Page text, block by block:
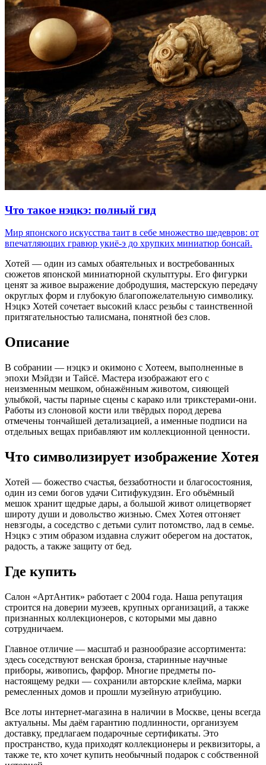
Что такое нэцкэ: полный гид
Мир японского искусства таит в себе множество шедевров: от
впечатляющих гравюр укиё-э до хрупких миниатюр бонсай.
Хотей — один из самых обаятельных и востребованных
сюжетов японской миниатюрной скульптуры. Его фигурки
ценят за живое выражение добродушия, мастерскую передачу
округлых форм и глубокую благопожелательную символику.
Нэцкэ Хотей сочетает высокий класс резьбы с таинственной
притягательностью талисмана, понятной без слов.
Описание
В собрании — нэцкэ и окимоно с Хотеем, выполненные в
эпохи Мэйдзи и Тайсё. Мастера изображают его с
неизменным мешком, обнажённым животом, сияющей
улыбкой, часты парные сцены с карако или трикстерами-они.
Работы из слоновой кости или твёрдых пород дерева
отмечены тончайшей детализацией, а именные подписи на
отдельных вещах прибавляют им коллекционной ценности.
Что символизирует изображение Хотея
Хотей — божество счастья, беззаботности и благосостояния,
один из семи богов удачи Ситифукудзин. Его объёмный
мешок хранит щедрые дары, а большой живот олицетворяет
широту души и довольство жизнью. Смех Хотея отгоняет
невзгоды, а соседство с детьми сулит потомство, лад в семье.
Нэцкэ с этим образом издавна служит оберегом на достаток,
радость, а также защиту от бед.
Где купить
Салон «АртАнтик» работает с 2004 года. Наша репутация
строится на доверии музеев, крупных организаций, а также
признанных коллекционеров, с которыми мы давно
сотрудничаем.
Главное отличие — масштаб и разнообразие ассортимента:
здесь соседствуют венская бронза, старинные научные
приборы, живопись, фарфор. Многие предметы по-
настоящему редки — сохранили авторские клейма, марки
ремесленных домов и прошли музейную атрибуцию.
Все лоты интернет-магазина в наличии в Москве, цены всегда
актуальны. Мы даём гарантию подлинности, организуем
доставку, предлагаем подарочные сертификаты. Это
пространство, куда приходят коллекционеры и реквизиторы, а
также те, кто хочет купить необычный подарок с собственной